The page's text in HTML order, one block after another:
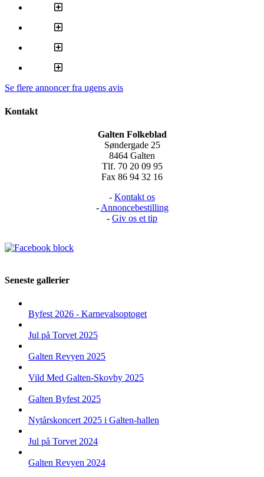
Se flere annoncer fra ugens avis
Kontakt
Galten Folkeblad
Søndergade 25
8464 Galten
Tlf. 70 20 09 95
Fax 86 94 32 16
- Kontakt os
- Annoncebestilling
- Giv os et tip
Seneste gallerier
Byfest 2026 - Karnevalsoptoget
Jul på Torvet 2025
Galten Revyen 2025
Vild Med Galten-Skovby 2025
Galten Byfest 2025
Nytårskoncert 2025 i Galten-hallen
Jul på Torvet 2024
Galten Revyen 2024